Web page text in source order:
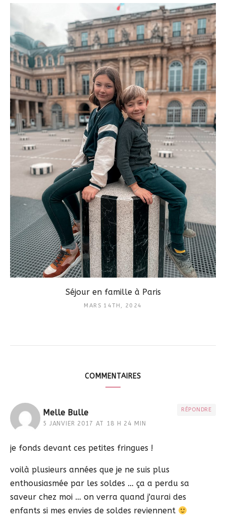
Séjour en famille à Paris
MARS 14TH, 2024
COMMENTAIRES
Melle Bulle
5 JANVIER 2017 AT 18 H 24 MIN
RÉPONDRE
je fonds devant ces petites fringues !
voilà plusieurs années que je ne suis plus
enthousiasmée par les soldes … ça a perdu sa
saveur chez moi … on verra quand j'aurai des
enfants si mes envies de soldes reviennent